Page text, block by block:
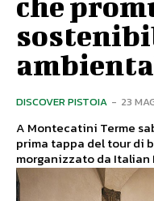
DISCOVER PISTOIA - 23
A Montecatini Terme
prima tappa del tour di
morganizzato da Italian